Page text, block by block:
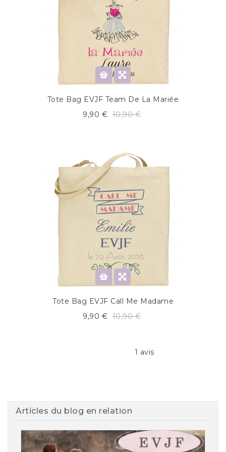
Tote Bag EVJF Team De La Mariée
9,90 € 10,90 €
Tote Bag EVJF Call Me Madame
9,90 € 10,90 €
1 avis
Articles du blog en relation